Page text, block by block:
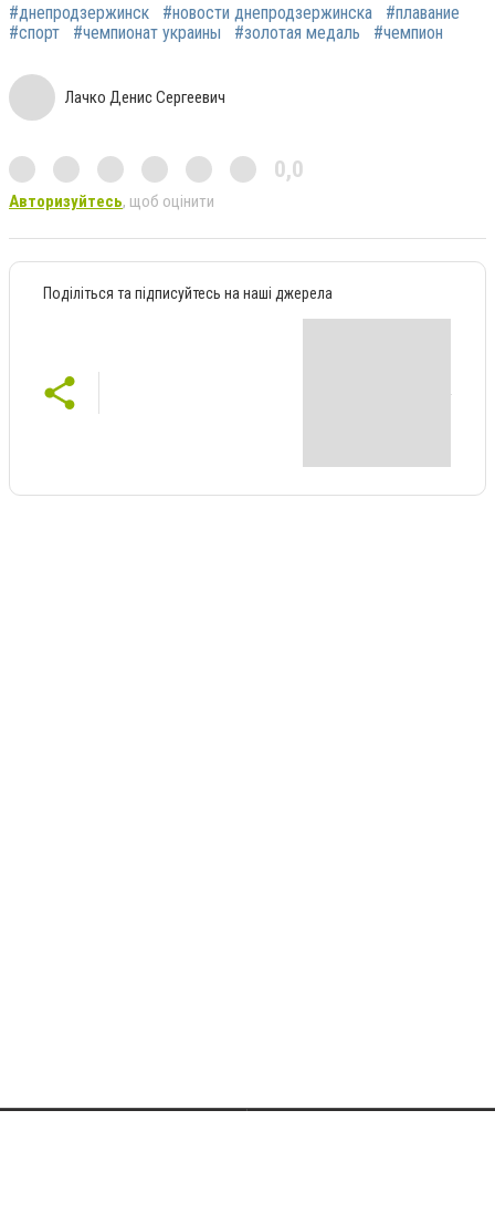
#днепродзержинск #новости днепродзержинска
#плавание
#спорт
#чемпионат украины #золотая медаль #чемпион
Лачко Денис Сергеевич
0,0
Авторизуйтесь, щоб оцінити
Поділіться та підписуйтесь на наші джерела